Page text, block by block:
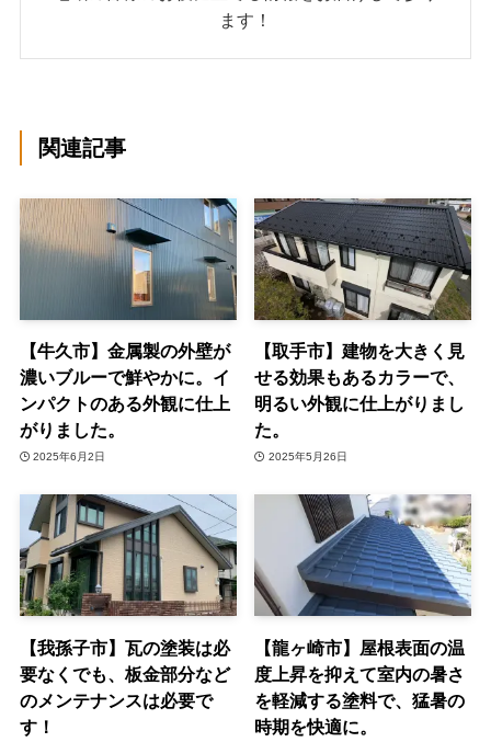
ます！
関連記事
【牛久市】金属製の外壁が
濃いブルーで鮮やかに。イ
ンパクトのある外観に仕上
がりました。
2025年6月2日
【取手市】建物を大きく見
せる効果もあるカラーで、
明るい外観に仕上がりまし
た。
2025年5月26日
【我孫子市】瓦の塗装は必
要なくでも、板金部分など
のメンテナンスは必要で
す！
【龍ヶ崎市】屋根表面の温
度上昇を抑えて室内の暑さ
を軽減する塗料で、猛暑の
時期を快適に。